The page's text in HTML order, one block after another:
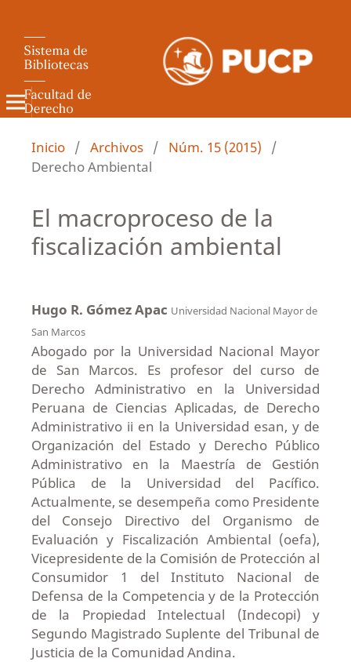
Revista de Derecho Administrativo
Inicio / Archivos / Núm. 15 (2015)
/
Derecho Ambiental
El macroproceso de la
fiscalización ambiental
Hugo R. Gómez Apac Universidad Nacional Mayor de
San Marcos
Abogado por la Universidad Nacional Mayor
de San Marcos. Es profesor del curso de
Derecho Administrativo en la Universidad
Peruana de Ciencias Aplicadas, de Derecho
Administrativo ii en la Universidad esan, y de
Organización del Estado y Derecho Público
Administrativo en la Maestría de Gestión
Pública de la Universidad del Pacífico.
Actualmente, se desempeña como Presidente
del Consejo Directivo del Organismo de
Evaluación y Fiscalización Ambiental (oefa),
Vicepresidente de la Comisión de Protección al
Consumidor 1 del Instituto Nacional de
Defensa de la Competencia y de la Protección
de la Propiedad Intelectual (Indecopi) y
Segundo Magistrado Suplente del Tribunal de
Justicia de la Comunidad Andina.